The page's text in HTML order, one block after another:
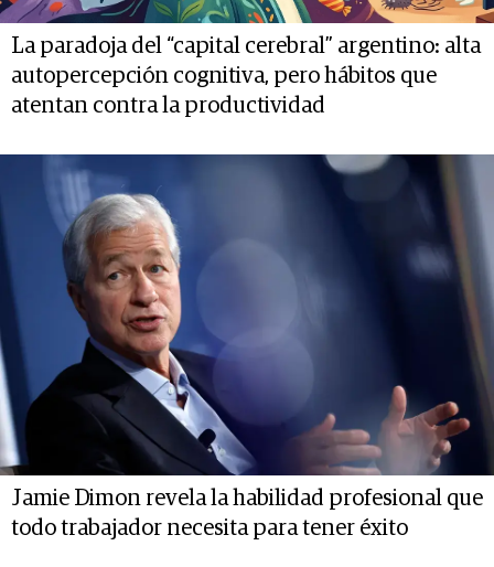
La paradoja del “capital cerebral” argentino: alta
autopercepción cognitiva, pero hábitos que
atentan contra la productividad
Jamie Dimon revela la habilidad profesional que
todo trabajador necesita para tener éxito